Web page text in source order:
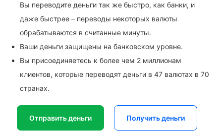
Вы переводите деньги так же быстро, как банки, и
даже быстрее – переводы некоторых валюты
обрабатываются в считанные минуты.
Ваши деньги защищены на банковском уровне.
Вы присоединяетесь к более чем 2 миллионам
клиентов, которые переводят деньги в 47 валютах в 70
странах.
Отправить деньги Получить деньги